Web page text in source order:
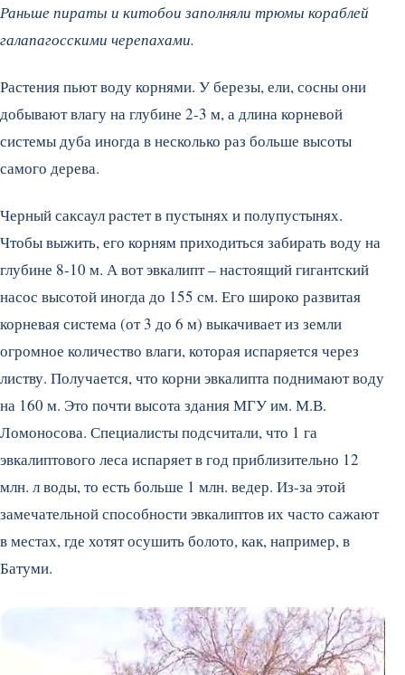
Раньше пираты и китобои заполняли трюмы кораблей
галапагосскими черепахами.
Растения пьют воду корнями. У березы, ели, сосны они
добывают влагу на глубине 2-3 м, а длина корневой
системы дуба иногда в несколько раз больше высоты
самого дерева.
Черный саксаул растет в пустынях и полупустынях.
Чтобы выжить, его корням приходиться забирать воду на
глубине 8-10 м. А вот эвкалипт – настоящий гигантский
насос высотой иногда до 155 см. Его широко развитая
корневая система (от 3 до 6 м) выкачивает из земли
огромное количество влаги, которая испаряется через
листву. Получается, что корни эвкалипта поднимают воду
на 160 м. Это почти высота здания МГУ им. М.В.
Ломоносова. Специалисты подсчитали, что 1 га
эвкалиптового леса испаряет в год приблизительно 12
млн. л воды, то есть больше 1 млн. ведер. Из-за этой
замечательной способности эвкалиптов их часто сажают
в местах, где хотят осушить болото, как, например, в
Батуми.